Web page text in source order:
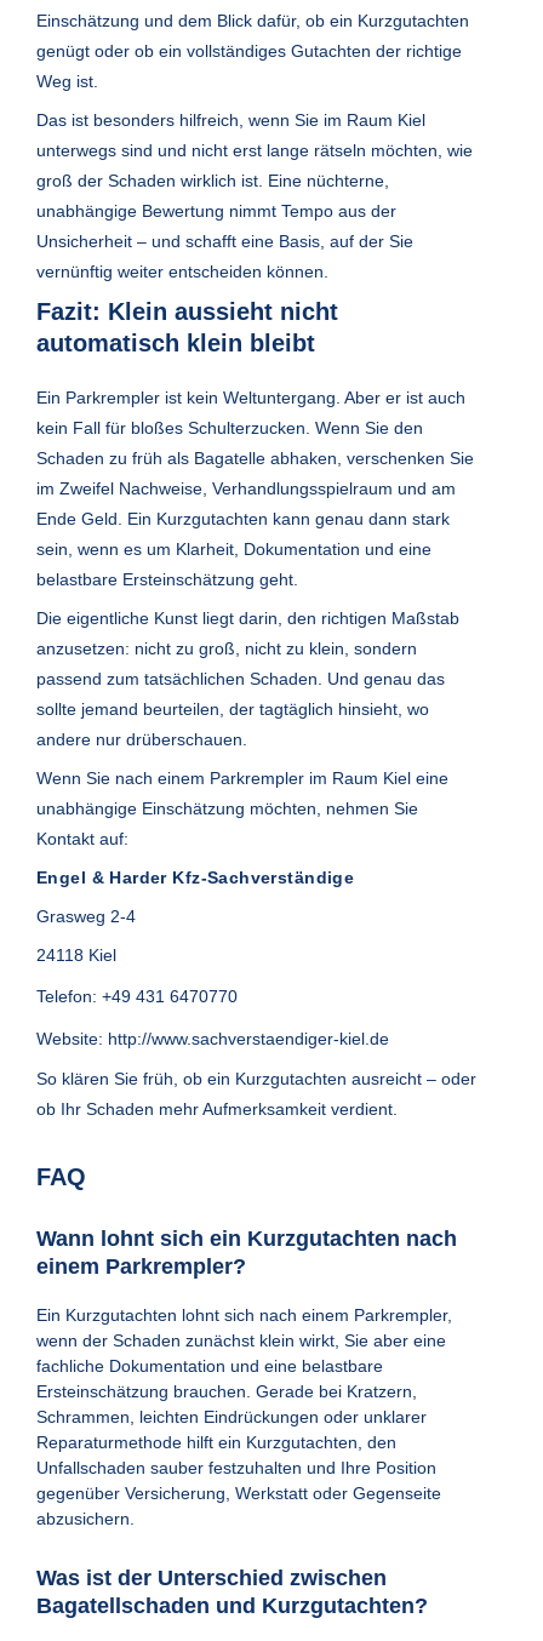
Einschätzung und dem Blick dafür, ob ein Kurzgutachten
genügt oder ob ein vollständiges Gutachten der richtige
Weg ist.
Das ist besonders hilfreich, wenn Sie im Raum Kiel
unterwegs sind und nicht erst lange rätseln möchten, wie
groß der Schaden wirklich ist. Eine nüchterne,
unabhängige Bewertung nimmt Tempo aus der
Unsicherheit – und schafft eine Basis, auf der Sie
vernünftig weiter entscheiden können.
Fazit: Klein aussieht nicht
automatisch klein bleibt
Ein Parkrempler ist kein Weltuntergang. Aber er ist auch
kein Fall für bloßes Schulterzucken. Wenn Sie den
Schaden zu früh als Bagatelle abhaken, verschenken Sie
im Zweifel Nachweise, Verhandlungsspielraum und am
Ende Geld. Ein Kurzgutachten kann genau dann stark
sein, wenn es um Klarheit, Dokumentation und eine
belastbare Ersteinschätzung geht.
Die eigentliche Kunst liegt darin, den richtigen Maßstab
anzusetzen: nicht zu groß, nicht zu klein, sondern
passend zum tatsächlichen Schaden. Und genau das
sollte jemand beurteilen, der tagtäglich hinsieht, wo
andere nur drüberschauen.
Wenn Sie nach einem Parkrempler im Raum Kiel eine
unabhängige Einschätzung möchten, nehmen Sie
Kontakt auf:
Engel & Harder Kfz-Sachverständige
Grasweg 2-4
24118 Kiel
Telefon: +49 431 6470770
Website: http://www.sachverstaendiger-kiel.de
So klären Sie früh, ob ein Kurzgutachten ausreicht – oder
ob Ihr Schaden mehr Aufmerksamkeit verdient.
FAQ
Wann lohnt sich ein Kurzgutachten nach
einem Parkrempler?
Ein Kurzgutachten lohnt sich nach einem Parkrempler,
wenn der Schaden zunächst klein wirkt, Sie aber eine
fachliche Dokumentation und eine belastbare
Ersteinschätzung brauchen. Gerade bei Kratzern,
Schrammen, leichten Eindrückungen oder unklarer
Reparaturmethode hilft ein Kurzgutachten, den
Unfallschaden sauber festzuhalten und Ihre Position
gegenüber Versicherung, Werkstatt oder Gegenseite
abzusichern.
Was ist der Unterschied zwischen
Bagatellschaden und Kurzgutachten?